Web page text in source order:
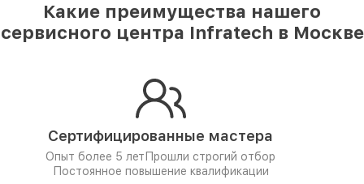
Какие преимущества нашего
сервисного центра Infratech в Москве
Сертифицированные мастера
Опыт более 5 лет Прошли строгий отбор
Постоянное повышение квалификации